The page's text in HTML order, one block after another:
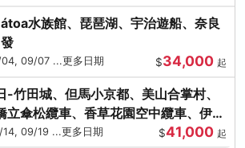
水族館、琵琶湖、宇治遊船、奈良
09/07 ...更多日期 $34,000 起
-竹田城、但馬小京都、美山合掌村、
立傘松纜車、香草花園空中纜車、伊勢
09/19 ...更多日期 $41,000 起